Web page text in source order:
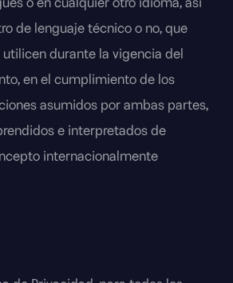
o en cualquier otro idioma, así
de lenguaje técnico o no, que
durante la vigencia del
en el cumplimiento de los
asumidos por ambas partes,
e interpretados de
internacionalmente